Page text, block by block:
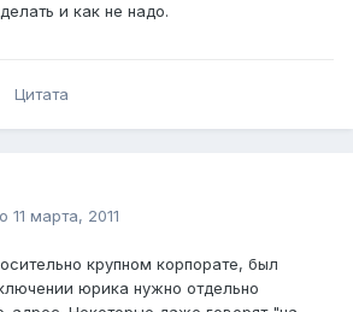
и как не надо.
Цитата
11 марта, 2011
крупном корпорате, был
юрика нужно отдельно